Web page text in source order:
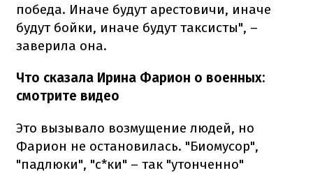
победа. Иначе будут арестовичи, иначе
будут бойки, иначе будут таксисты", –
заверила она.
Что сказала Ирина Фарион о военных:
смотрите видео
Это вызывало возмущение людей, но
Фарион не остановилась. "Биомусор",
"падлюки", "с*ки" – так "утонченно"